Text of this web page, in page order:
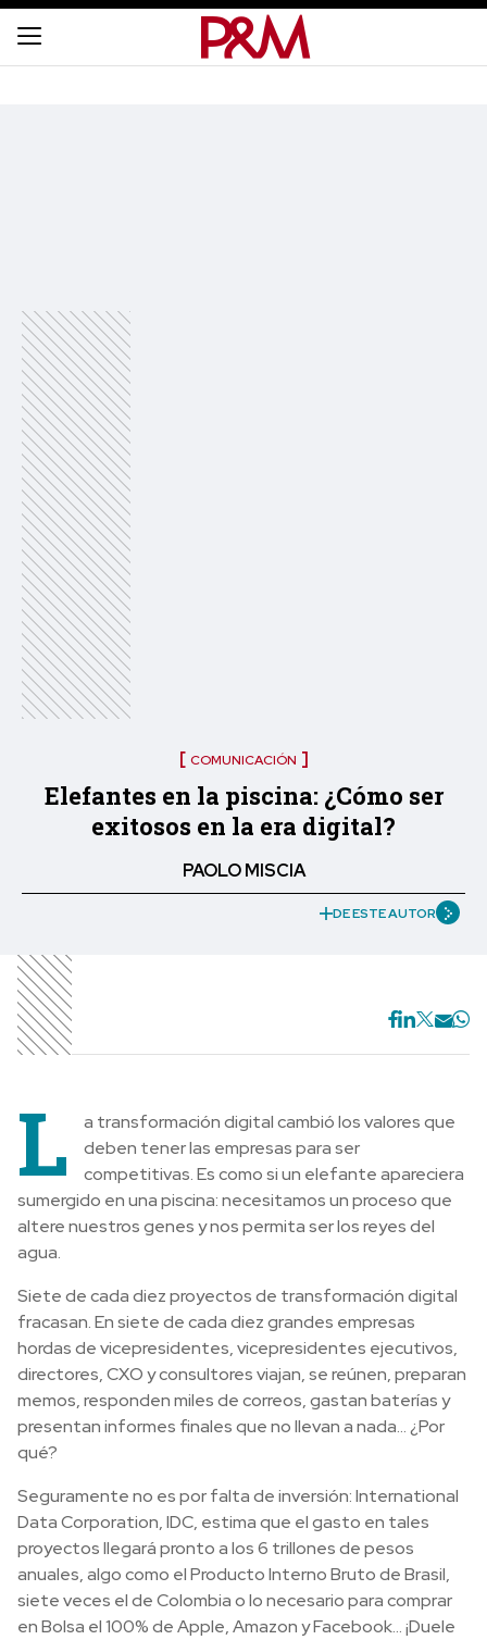
COMUNICACIÓN
Elefantes en la piscina: ¿Cómo ser
exitosos en la era digital?
PAOLO MISCIA
DE ESTE AUTOR
L
a transformación digital cambió los valores que
deben tener las empresas para ser
competitivas. Es como si un elefante apareciera
sumergido en una piscina: necesitamos un proceso que
altere nuestros genes y nos permita ser los reyes del
agua.
Siete de cada diez proyectos de transformación digital
fracasan. En siete de cada diez grandes empresas
hordas de vicepresidentes, vicepresidentes ejecutivos,
directores, CXO y consultores viajan, se reúnen, preparan
memos, responden miles de correos, gastan baterías y
presentan informes finales que no llevan a nada… ¿Por
qué?
Seguramente no es por falta de inversión: International
Data Corporation, IDC, estima que el gasto en tales
proyectos llegará pronto a los 6 trillones de pesos
anuales, algo como el Producto Interno Bruto de Brasil,
siete veces el de Colombia o lo necesario para comprar
en Bolsa el 100% de Apple, Amazon y Facebook… ¡Duele